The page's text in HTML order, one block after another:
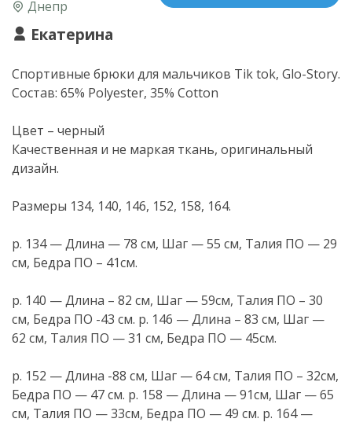
Днепр
Екатерина
Спортивные брюки для мальчиков Tik tok, Glo-Story.
Состав: 65% Polyester, 35% Cotton
Цвет – черный
Качественная и не маркая ткань, оригинальный
дизайн.
Размеры 134, 140, 146, 152, 158, 164.
р. 134 — Длина — 78 см, Шаг — 55 см, Талия ПО — 29
см, Бедра ПО – 41см.
р. 140 — Длина – 82 см, Шаг — 59см, Талия ПО – 30
см, Бедра ПО -43 см. р. 146 — Длина – 83 см, Шаг —
62 см, Талия ПО — 31 см, Бедра ПО — 45см.
р. 152 — Длина -88 см, Шаг — 64 см, Талия ПО – 32см,
Бедра ПО — 47 см. р. 158 — Длина — 91см, Шаг — 65
см, Талия ПО — 33см, Бедра ПО — 49 см. р. 164 —